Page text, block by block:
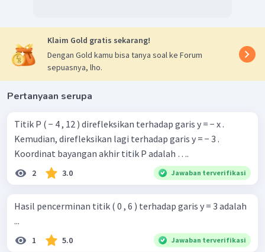
Klaim Gold gratis sekarang!
Dengan Gold kamu bisa tanya soal ke Forum
sepuasnya, lho.
Pertanyaan serupa
Titik P ( − 4 , 12 ) direfleksikan terhadap garis y = − x .
Kemudian, direfleksikan lagi terhadap garis y = − 3 .
Koordinat bayangan akhir titik P adalah ….
2 3.0 Jawaban terverifikasi
Hasil pencerminan titik ( 0 , 6 ) terhadap garis y = 3 adalah
...
1 5.0 Jawaban terverifikasi